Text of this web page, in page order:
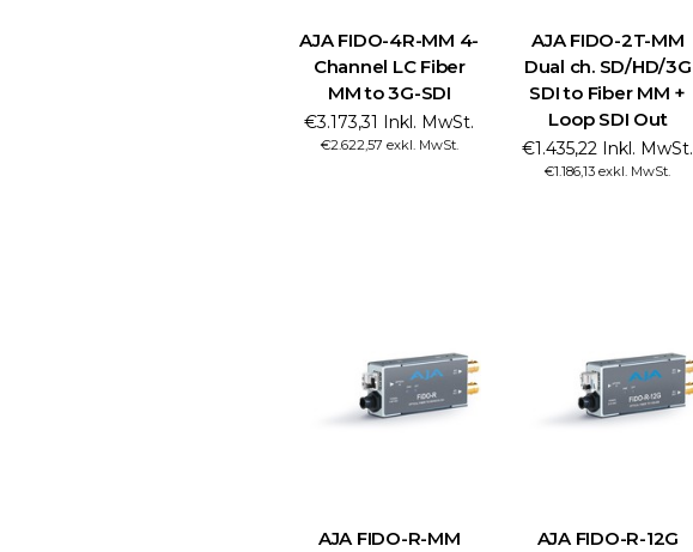
AJA FIDO-4R-MM 4-
Channel LC Fiber
MM to 3G-SDI
€3.173,31 Inkl. MwSt.
€2.622,57 exkl. MwSt.
AJA FIDO-2T-MM
Dual ch. SD/HD/3G
SDI to Fiber MM +
Loop SDI Out
€1.435,22 Inkl. MwSt.
€1.186,13 exkl. MwSt.
AJA FIDO-R-MM
AJA FIDO-R-12G